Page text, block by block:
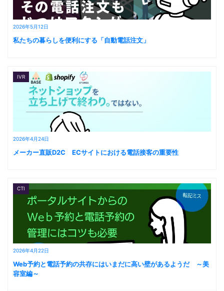
2026年5月12日
私たちの暮らしを便利にする「自動電話注文」
2026年4月24日
IVR
メーカー直販D2C ECサイトにおける電話接客の重要性
2026年4月22日
CTI
Web予約と電話予約の共存にはいまだに高い壁があるようだ ～美
容室編～